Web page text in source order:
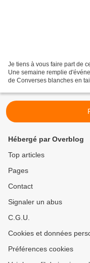
Je tiens à vous faire part de
Une semaine remplie
de Converses blanches en
Hébergé par Overblog
Top articles
Pages
Contact
Signaler un abus
C.G.U.
Cookies et données
Préférences cookies